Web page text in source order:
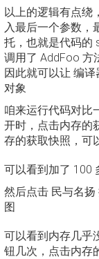
以上的逻辑有点绕
入最后一个参数，
托，也就是代码的
调用了 AddFoo 方
因此就可以让 编
对象
咱来运行代码对比
开时，点击内存的
存的获取快照，可
可以看到加了 100
然后点击 民与名
图
可以看到内存几乎
钮几次，点击内存